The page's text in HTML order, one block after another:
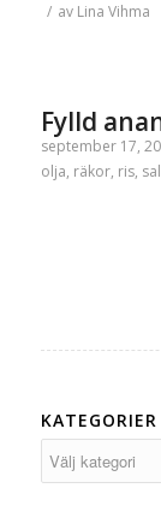
/ av Lina Vihma
Fylld
september 17,
olja, räkor, ris,
KATEGORIER